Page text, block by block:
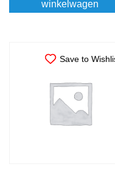
winkelwagen
Save to